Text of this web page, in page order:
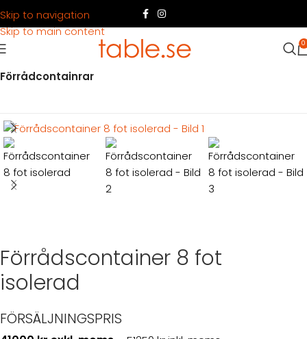
Skip to navigation
Skip to main content
0
Container Köpa container
Förrådcontainrar
Förrådscontainer 8 fot
isolerad
FÖRSÄLJNINGSPRIS